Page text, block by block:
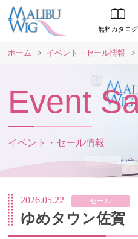
無料カタログ
ホーム > イベント・セール情報 >
Event
イベント・セール情報
2026.05.22 セール
ゆめタウン佐賀